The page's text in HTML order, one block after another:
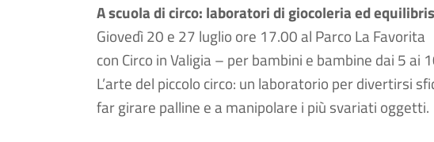
A scuola di circo: laboratori di giocoleria ed
Giovedì 20 e 27 luglio ore 17.00 al Parco La Favorita
con Circo in Valigia – per bambini e bambine dai 5 ai
L’arte del piccolo circo: un laboratorio per divertirsi
far girare palline e a manipolare i più svariati oggetti.